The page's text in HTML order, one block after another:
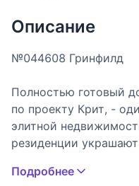
Описание
№044608 Гринфилд
Полностью готовый
по проекту Крит, -
элитной
резиденции
цвета. Преимущество
Подробнее